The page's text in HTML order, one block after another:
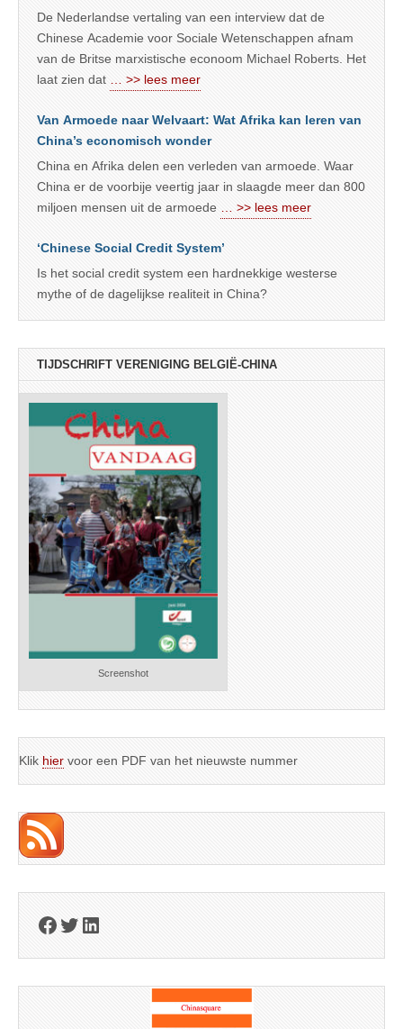
De Nederlandse vertaling van een interview dat de
Chinese Academie voor Sociale Wetenschappen afnam
van de Britse marxistische econoom Michael Roberts. Het
laat zien dat
… >> lees meer
Van Armoede naar Welvaart: Wat Afrika kan leren van
China’s economisch wonder
China en Afrika delen een verleden van armoede. Waar
China er de voorbije veertig jaar in slaagde meer dan 800
miljoen mensen uit de armoede
… >> lees meer
‘Chinese Social Credit System’
Is het social credit system een hardnekkige westerse
mythe of de dagelijkse realiteit in China?
TIJDSCHRIFT VERENIGING BELGIË-CHINA
Screenshot
Klik hier voor een PDF van het nieuwste nummer
Facebook
Twitter
LinkedIn